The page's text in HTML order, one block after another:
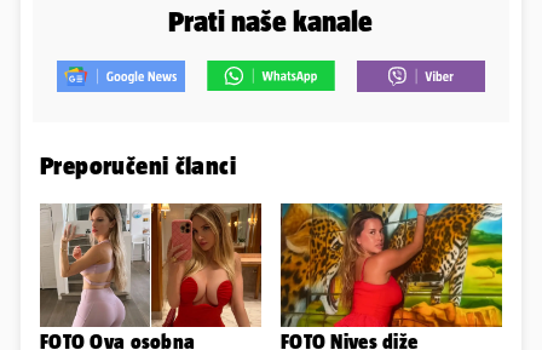
Prati naše kanale
Preporučeni članci
FOTO Ova osobna
FOTO Nives diže